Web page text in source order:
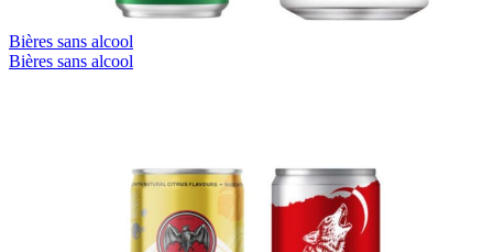
Bières sans alcool
Bières sans alcool